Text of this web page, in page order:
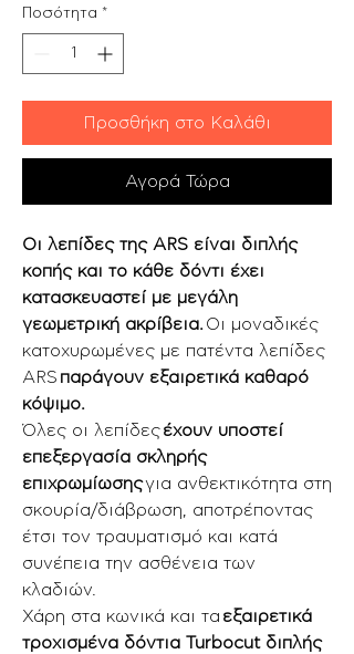
Ποσότητα *
Προσθήκη στο Καλάθι
Αγορά Τώρα
Οι λεπίδες της ARS είναι διπλής
κοπής και το κάθε δόντι έχει
κατασκευαστεί με μεγάλη
γεωμετρική ακρίβεια. Οι μοναδικές
κατοχυρωμένες με πατέντα λεπίδες
ARS παράγουν εξαιρετικά καθαρό
κόψιμο.
Όλες οι λεπίδεςέχουν υποστεί
επεξεργασία σκληρής
επιχρωμίωσηςγια ανθεκτικότητα στη
σκουρία/διάβρωση, αποτρέποντας
έτσι τον τραυματισμό και κατά
συνέπεια την ασθένεια των
κλαδιών.
Χάρη στα κωνικά και τα εξαιρετικά
τροχισμένα δόντια Turbocut διπλής